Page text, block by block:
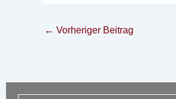
← Vorheriger Beitrag